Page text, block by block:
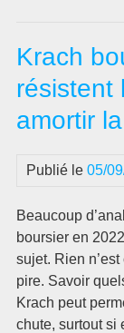
Krach
résistent
amortir
Publié le 05/
Beaucoup
boursier en
sujet. Rien
pire. Savoir
Krach peut
chute, surtout si